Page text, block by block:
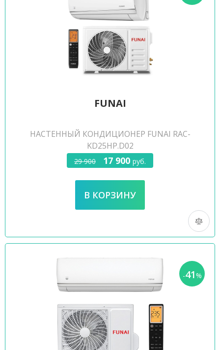
FUNAI
НАСТЕННЫЙ КОНДИЦИОНЕР FUNAI RAC-
KD25HP.D02
29 900 17 900 руб.
-41%